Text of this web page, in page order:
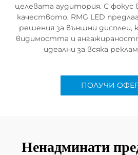
целевата аудитория. С фокус
качеството, RMG LED
решения за външни дисплеи,
видимостта и
идеални за всяка
ПОЛУЧИ
Ненадминати